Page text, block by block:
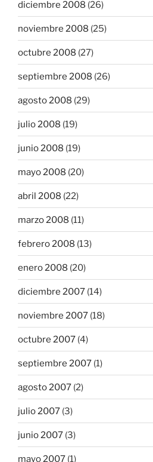
diciembre 2008 (26)
noviembre 2008 (25)
octubre 2008 (27)
septiembre 2008 (26)
agosto 2008 (29)
julio 2008 (19)
junio 2008 (19)
mayo 2008 (20)
abril 2008 (22)
marzo 2008 (11)
febrero 2008 (13)
enero 2008 (20)
diciembre 2007 (14)
noviembre 2007 (18)
octubre 2007 (4)
septiembre 2007 (1)
agosto 2007 (2)
julio 2007 (3)
junio 2007 (3)
mayo 2007 (1)